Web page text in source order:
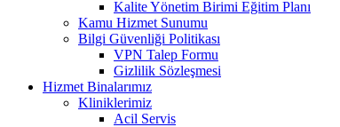
Kalite Yönetim Birimi Eğitim Planı
Kamu Hizmet Sunumu
Bilgi Güvenliği Politikası
VPN Talep Formu
Gizlilik Sözleşmesi
Hizmet Binalarımız
Kliniklerimiz
Acil Servis